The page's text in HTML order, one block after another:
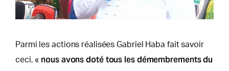
Parmi les actions réalisées Gabriel Haba fait savoir
ceci, « nous avons doté tous les démembrements du